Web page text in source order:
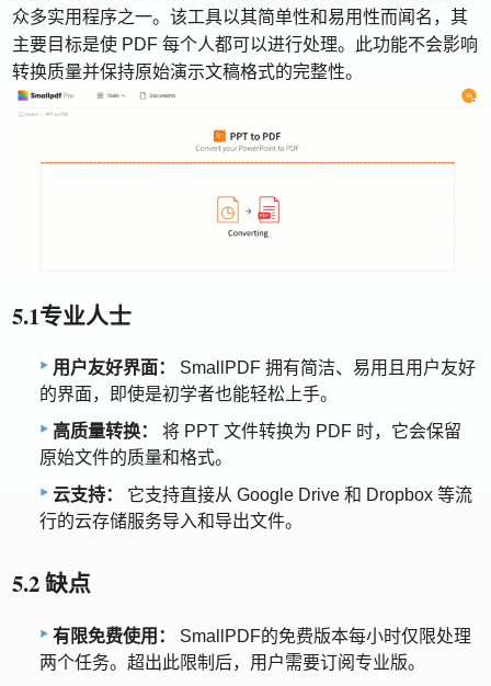
众多实用程序之一。该工具以其简单性和易用性而闻名，其
主要目标是使 PDF 每个人都可以进行处理。此功能不会影响
转换质量并保持原始演示文稿格式的完整性。
5.1专业人士
用户友好界面：
SmallPDF 拥有简洁、易用且用户友好
的界面，即使是初学者也能轻松上手。
高质量转换：
将 PPT 文件转换为 PDF 时，它会保留
原始文件的质量和格式。
云支持：
它支持直接从 Google Drive 和 Dropbox 等流
行的云存储服务导入和导出文件。
5.2 缺点
有限免费使用：
SmallPDF的免费版本每小时仅限处理
两个任务。超出此限制后，用户需要订阅专业版。